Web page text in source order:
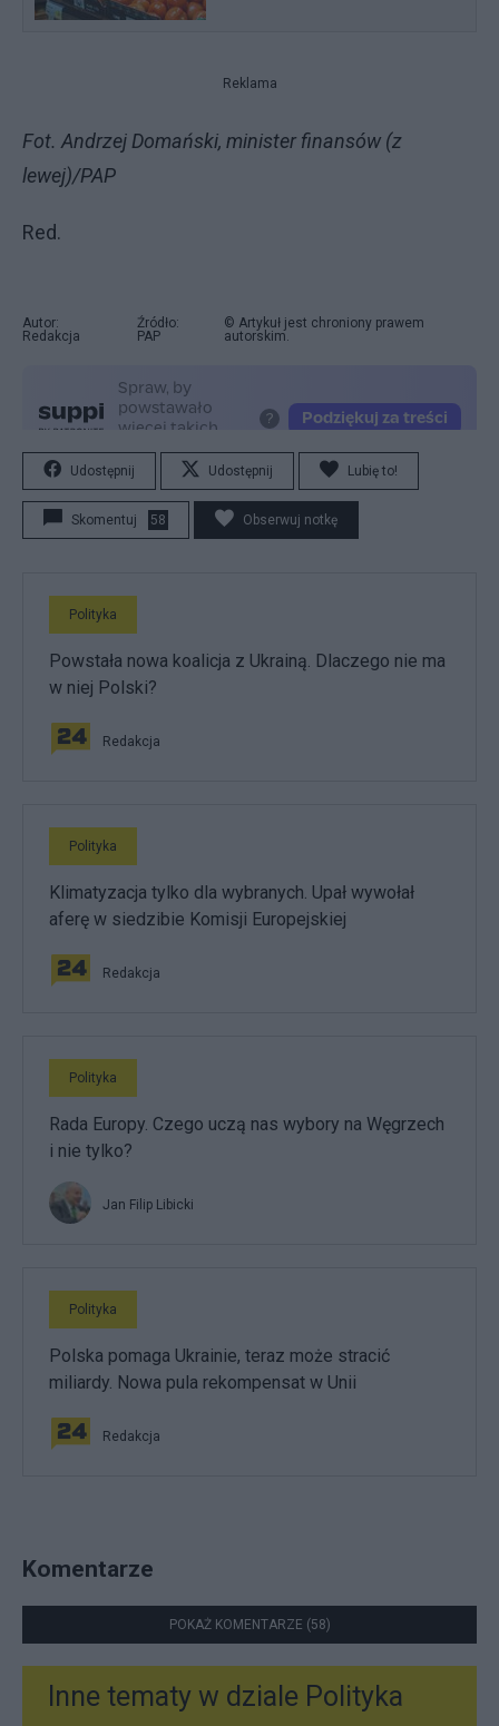
Reklama
Fot. Andrzej Domański, minister finansów (z
lewej)/PAP
Red.
Autor:
Redakcja
Źródło:
PAP
© Artykuł jest chroniony prawem
autorskim.
Udostępnij Udostępnij Lubię to!
Skomentuj 58 Obserwuj notkę
Polityka
Powstała nowa koalicja z Ukrainą. Dlaczego nie ma
w niej Polski?
Redakcja
Polityka
Klimatyzacja tylko dla wybranych. Upał wywołał
aferę w siedzibie Komisji Europejskiej
Redakcja
Polityka
Rada Europy. Czego uczą nas wybory na Węgrzech
i nie tylko?
Jan Filip Libicki
Polityka
Polska pomaga Ukrainie, teraz może stracić
miliardy. Nowa pula rekompensat w Unii
Redakcja
Komentarze
POKAŻ KOMENTARZE (58)
Inne tematy w dziale Polityka